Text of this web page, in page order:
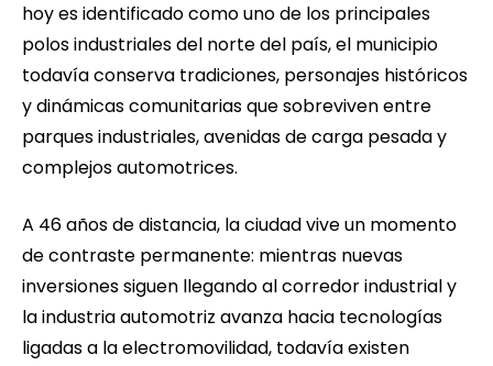
hoy es identificado como uno de los principales
polos industriales del norte del país, el municipio
todavía conserva tradiciones, personajes históricos
y dinámicas comunitarias que sobreviven entre
parques industriales, avenidas de carga pesada y
complejos automotrices.
A 46 años de distancia, la ciudad vive un momento
de contraste permanente: mientras nuevas
inversiones siguen llegando al corredor industrial y
la industria automotriz avanza hacia tecnologías
ligadas a la electromovilidad, todavía existen